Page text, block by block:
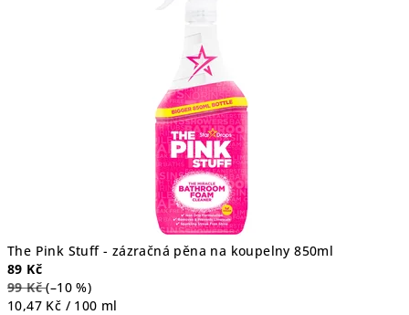
The Pink Stuff - zázračná pěna na koupelny 850ml
89 Kč
99 Kč (–10 %)
Měrná
10,47 Kč / 100 ml